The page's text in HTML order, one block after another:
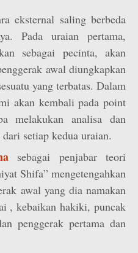
eksternal saling berbeda
Pada uraian pertama,
sebagai pecinta, akan
awal diungkapkan
yang terbatas. Dalam
akan kembali pada point
melakukan analisa dan
setiap kedua uraian.
sebagai penjabar teori
Shifa” mengetengahkan
awal yang dia namakan
, kebaikan hakiki, puncak
penggerak pertama dan